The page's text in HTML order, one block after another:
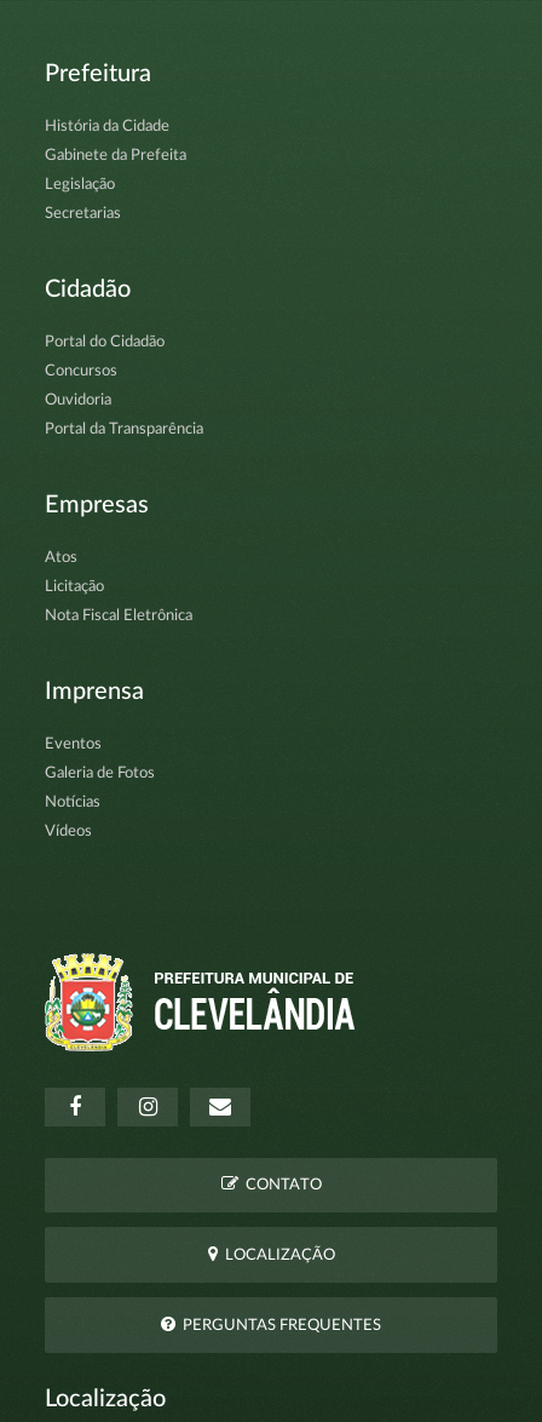
Prefeitura
História da Cidade
Gabinete da Prefeita
Legislação
Secretarias
Cidadão
Portal do Cidadão
Concursos
Ouvidoria
Portal da Transparência
Empresas
Atos
Licitação
Nota Fiscal Eletrônica
Imprensa
Eventos
Galeria de Fotos
Notícias
Vídeos
CONTATO
LOCALIZAÇÃO
PERGUNTAS FREQUENTES
Localização